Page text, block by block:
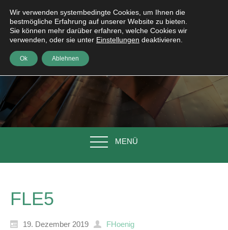
MENÜ
FLE5
19. Dezember 2019 FHoenig
Wir verwenden systembedingte Cookies, um Ihnen die
bestmögliche Erfahrung auf unserer Website zu bieten.
Sie können mehr darüber erfahren, welche Cookies wir
verwenden, oder sie unter Einstellungen deaktivieren.
Ok Ablehnen